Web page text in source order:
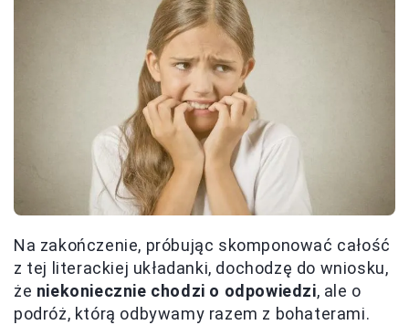
Na zakończenie, próbując skomponować całość
z tej literackiej układanki, dochodzę do wniosku,
że niekoniecznie chodzi o odpowiedzi, ale o
podróż, którą odbywamy razem z bohaterami.